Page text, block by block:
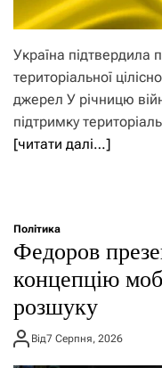
Україна підтвердила
територіальної
джерел У річницю
підтримку
[читати далі…]
Політика
Федоров
концепцію
розшуку
Від7 Серпня, 2026